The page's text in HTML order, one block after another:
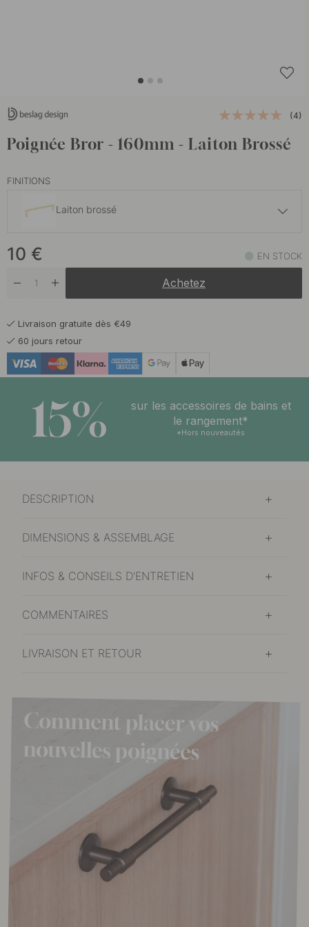
(4)
Poignée Bror - 160mm - Laiton Brossé
FINITIONS
Laiton brossé
En stock
En stock
Noir mat
10 € EN STOCK
Achetez
Livraison gratuite dès €49
60 jours retour
15%
sur les accessoires de bains et
le rangement*
*Hors nouveautés
DESCRIPTION
DIMENSIONS & ASSEMBLAGE
INFOS & CONSEILS D'ENTRETIEN
COMMENTAIRES
LIVRAISON ET RETOUR